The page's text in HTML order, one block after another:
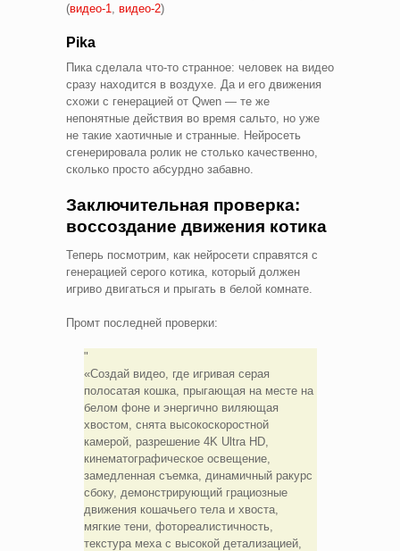
(видео-1 видео-2)
Pika
Пика сделала что-то странное: человек на видео
сразу находится в воздухе. Да и его движения
схожи с генерацией от Qwen — те же
непонятные действия во время сальто, но уже
не такие хаотичные и странные. Нейросеть
сгенерировала ролик не столько качественно,
сколько просто абсурдно забавно.
Заключительная проверка:
воссоздание движения котика
Теперь посмотрим, как нейросети справятся с
генерацией серого котика, который должен
игриво двигаться и прыгать в белой комнате.
Промт последней проверки:
«Создай видео, где игривая серая
полосатая кошка, прыгающая на месте на
белом фоне и энергично виляющая
хвостом, снята высокоскоростной
камерой, разрешение 4K Ultra HD,
кинематографическое освещение,
замедленная съемка, динамичный ракурс
сбоку, демонстрирующий грациозные
движения кошачьего тела и хвоста,
мягкие тени, фотореалистичность,
текстура меха с высокой детализацией,